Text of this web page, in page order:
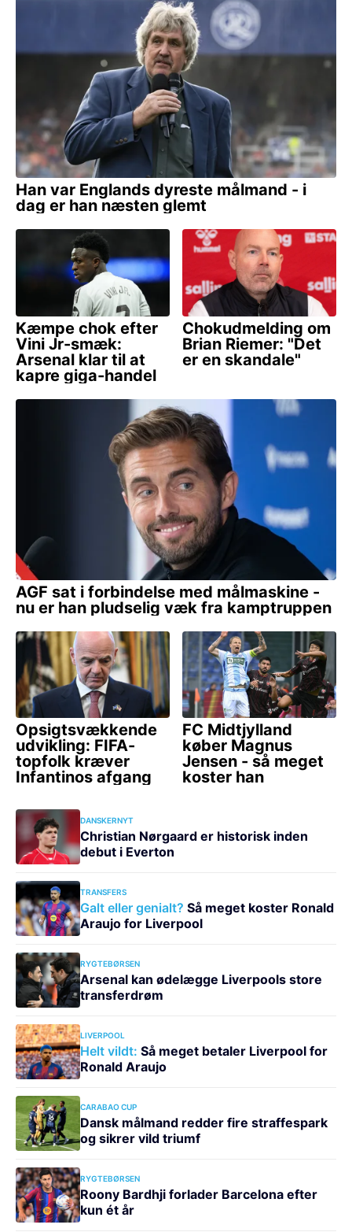
DANSKERNYT
Christian Nørgaard er historisk inden
debut i Everton
TRANSFERS
Galt eller genialt? Så meget koster Ronald
Araujo for Liverpool
RYGTEBØRSEN
Arsenal kan ødelægge Liverpools store
transferdrøm
LIVERPOOL
Helt vildt: Så meget betaler Liverpool for
Ronald Araujo
CARABAO CUP
Dansk målmand redder fire straffespark
og sikrer vild triumf
RYGTEBØRSEN
Roony Bardhji forlader Barcelona efter
kun ét år